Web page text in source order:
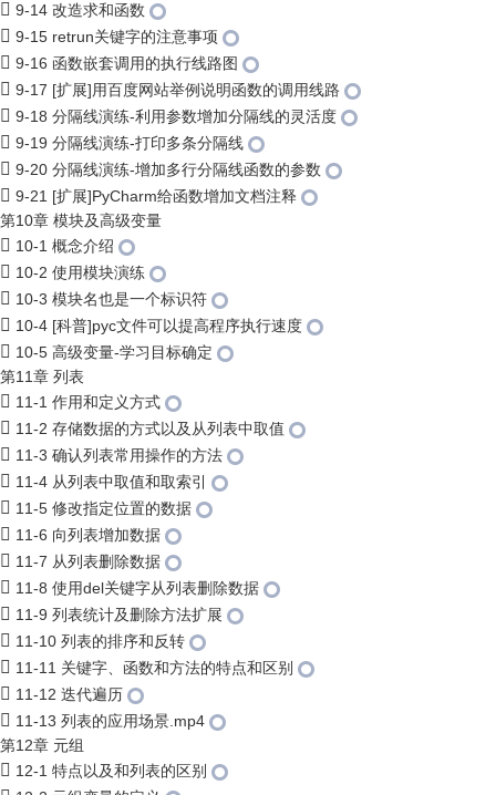
9-14 改造求和函数
9-15 retrun关键字的注意事项
9-16 函数嵌套调用的执行线路图
9-17 [扩展]用百度网站举例说明函数的调用线路
9-18 分隔线演练-利用参数增加分隔线的灵活度
9-19 分隔线演练-打印多条分隔线
9-20 分隔线演练-增加多行分隔线函数的参数
9-21 [扩展]PyCharm给函数增加文档注释
第10章 模块及高级变量
10-1 概念介绍
10-2 使用模块演练
10-3 模块名也是一个标识符
10-4 [科普]pyc文件可以提高程序执行速度
10-5 高级变量-学习目标确定
第11章 列表
11-1 作用和定义方式
11-2 存储数据的方式以及从列表中取值
11-3 确认列表常用操作的方法
11-4 从列表中取值和取索引
11-5 修改指定位置的数据
11-6 向列表增加数据
11-7 从列表删除数据
11-8 使用del关键字从列表删除数据
11-9 列表统计及删除方法扩展
11-10 列表的排序和反转
11-11 关键字、函数和方法的特点和区别
11-12 迭代遍历
11-13 列表的应用场景.mp4
第12章 元组
12-1 特点以及和列表的区别